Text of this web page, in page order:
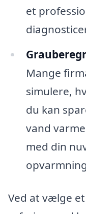
et
Mange
simulere,
du kan
vand
med din
Ved at vælge